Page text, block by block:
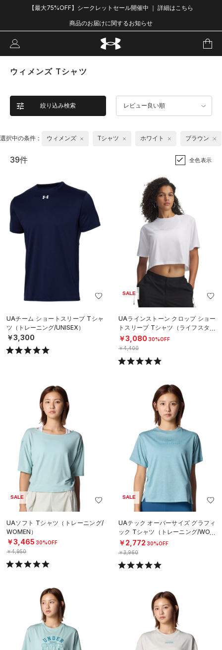
【最大75%OFF】シークレットセール開催中 ｜ 詳細はこちら
商品のお届けに関するお知らせ
ウィメンズ Tシャツ
絞り込み検索 レビュー良い順
選択中の条件： ウィメンズ Tシャツ ホワイト ブラウン
39件 全色表示
UAチーム ショートスリーブ Tシャ
ツ（トレーニング/UNISEX）
￥3,300
SALE
UAラインストーン クロップ ショー
トスリーブ Tシャツ（ライフスタイ
ル/WOMEN）
￥3,080 30%OFF
￥4,400
SALE
UAソフト Tシャツ（トレーニング/
WOMEN）
￥3,465 30%OFF
￥4,950
SALE
UAテック オーバーサイズ グラフィ
ック Tシャツ（トレーニング/WOM
EN）
￥2,772 30%OFF
￥3,960